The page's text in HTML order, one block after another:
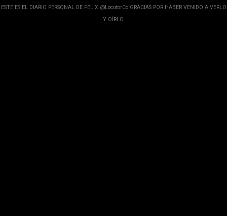
crecimiento de Google Maps con lo que
informamos los usuarios reseñas del lugares
ESTE ES EL DIARIO PERSONAL DE FÉLIX @LocutorCo GRACIAS POR HABER VENIDO A VERLO
Y OÍRLO.